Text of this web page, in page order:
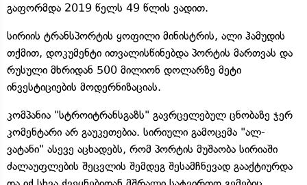
გაფორმდა 2019 წელს 49 წლის ვადით.
სირიის ტრანსპორტის ყოფილი მინისტრის, ალი ჰამუდის
თქმით, დოკუმენტი ითვალისწინებდა პორტის მართვას და
რუსული მხრიდან 500 მილიონ დოლარზე მეტი
ინვესტიციების მოდერნიზაციას.
კომპანია "სტროიტრანსგაზს" გავრცელებულ ცნობაზე ჯერ
კომენტარი არ გაუკეთებია. სირიული გამოცემა "ალ-
ვატანი" ასევე აცხადებს, რომ პორტის მუშაობა სირიაში
ძალაუფლების შეცვლის შემდეგ შესამჩნევად გააქტიურდა